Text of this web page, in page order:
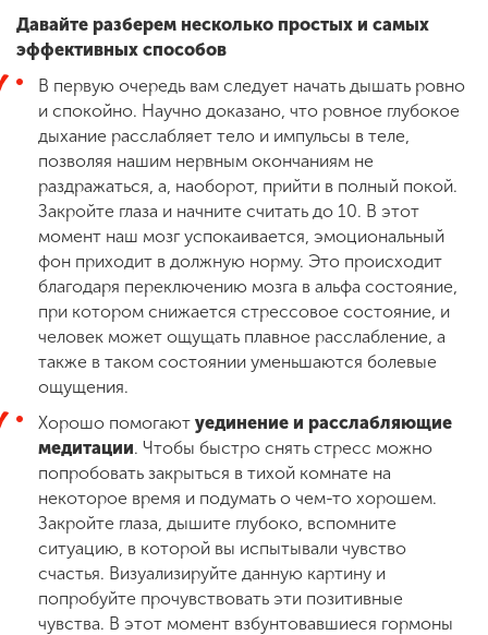
Давайте разберем несколько простых и самых
эффективных способов
В первую очередь вам следует начать дышать ровно
и спокойно. Научно доказано, что ровное глубокое
дыхание расслабляет тело и импульсы в теле,
позволяя нашим нервным окончаниям не
раздражаться, а, наоборот, прийти в полный покой.
Закройте глаза и начните считать до 10. В этот
момент наш мозг успокаивается, эмоциональный
фон приходит в должную норму. Это происходит
благодаря переключению мозга в альфа состояние,
при котором снижается стрессовое состояние, и
человек может ощущать плавное расслабление, а
также в таком состоянии уменьшаются болевые
ощущения.
Хорошо помогают уединение и расслабляющие
медитации. Чтобы быстро снять стресс можно
попробовать закрыться в тихой комнате на
некоторое время и подумать о чем-то хорошем.
Закройте глаза, дышите глубоко, вспомните
ситуацию, в которой вы испытывали чувство
счастья. Визуализируйте данную картину и
попробуйте прочувствовать эти позитивные
чувства. В этот момент взбунтовавшиеся гормоны